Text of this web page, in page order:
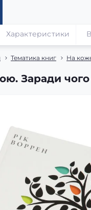
Тематика книг На
Заради
Характеристики